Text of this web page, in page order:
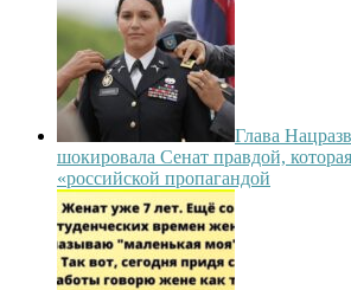
Глава
шокировала Сенат правдой,
«российской пропагандой